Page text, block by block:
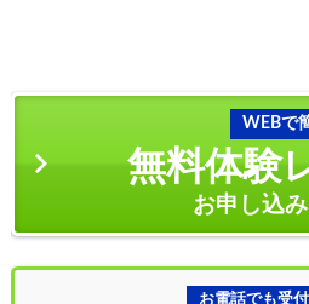
WEBで
無料体験
お申し込
お電話でも受付